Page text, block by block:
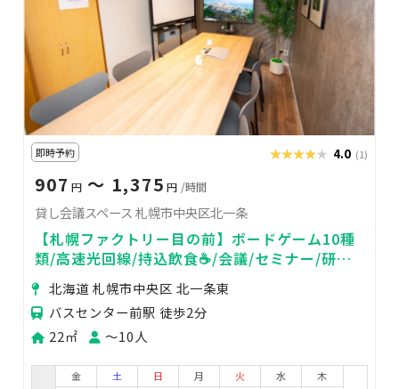
即時予約 ★★★★★
★★★★★ 4.0 (1)
907 円 〜 1,375 円 /時間
貸し会議スペース 札幌市中央区北一条
【札幌ファクトリー目の前】ボードゲーム10種
類/高速光回線/持込飲食☕️/会議/セミナー/研修/
オンライン会議にも最適
北海道 札幌市中央区 北一条東
バスセンター前駅 徒歩2分
22㎡
〜10人
金
土
日
月
火
水
木